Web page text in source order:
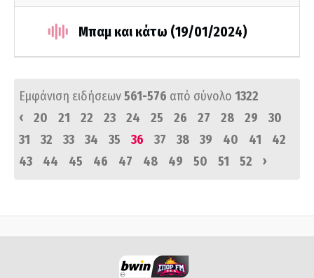
Μπαμ και κάτω (19/01/2024)
Εμφάνιση ειδήσεων561-576 από σύνολο 1322
‹
20 21 22 23 24 25 26 27 28 29
30
31
32 33 34 35 36 37 38 39 40 41
42
43
44 45 46 47 48 49 50 51 52 ›